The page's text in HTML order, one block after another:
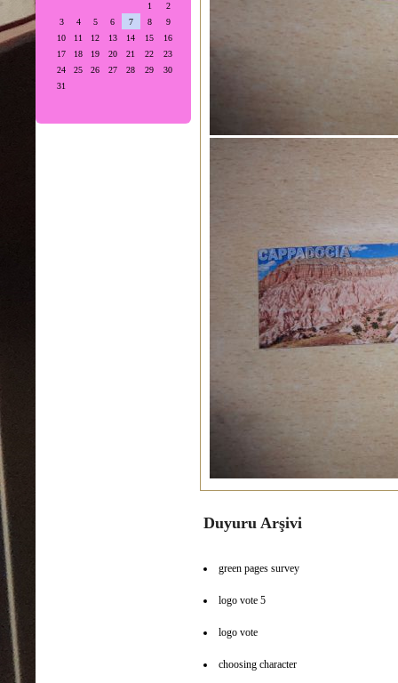
1
2
3
4 5 6 7 8
9
10
11 12 13 14 15
16
17
18 19 20 21 22
23
24
25 26 27 28 29
30
31
Duyuru Arşivi
green pages survey
logo vote 5
logo vote
choosing character